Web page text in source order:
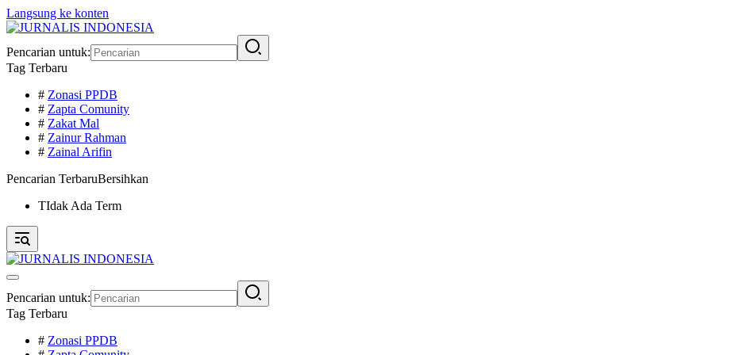
Langsung ke konten
Pencarian untuk:
Tag Terbaru
# Zonasi PPDB
# Zapta Comunity
# Zakat Mal
# Zainur Rahman
# Zainal Arifin
Pencarian TerbaruBersihkan
TIdak Ada Term
Pencarian untuk:
Tag Terbaru
# Zonasi PPDB